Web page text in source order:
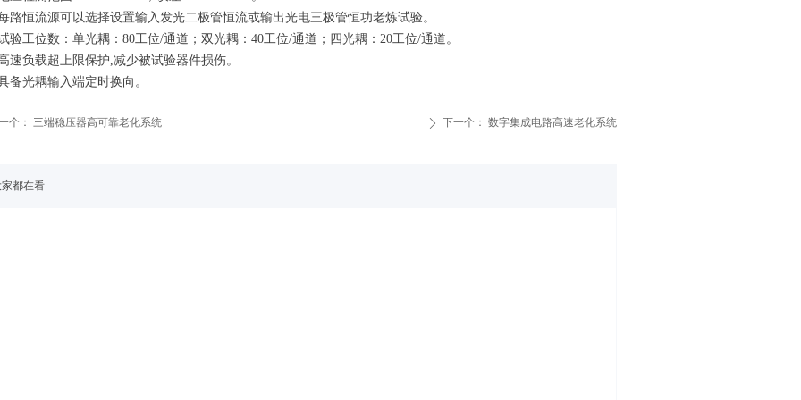
家都在看
个： 三端稳压器高可靠老化系统 ꄲ 下一个： 数字集成电路高速老化系统
路恒流源可以选择设置输入发光二极管恒流或输出光电三极管恒功老炼试验。
验工位数：单光耦：80工位/通道；双光耦：40工位/通道；四光耦：20工位/通道。
速负载超上限保护,减少被试验器件损伤。
备光耦输入端定时换向。